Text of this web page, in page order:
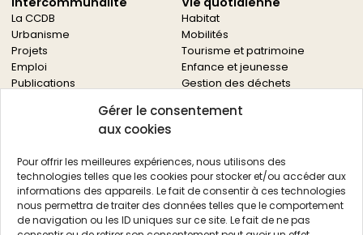
Gérer le consentement
aux cookies
Pour offrir les meilleures expériences, nous utilisons des
technologies telles que les cookies pour stocker et/ou accéder aux
informations des appareils. Le fait de consentir à ces technologies
nous permettra de traiter des données telles que le comportement
de navigation ou les ID uniques sur ce site. Le fait de ne pas
La CCDB
Urbanisme
Projets
Emploi
Publications
Habitat
Mobilités
Tourisme et patrimoine
Enfance et jeunesse
Gestion des déchets
Culture
Autres services
Économie locale
Agriculture
Filière bois
Actualités